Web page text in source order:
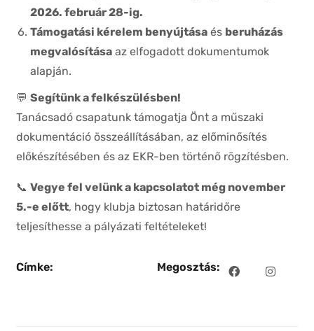
2026. február 28-ig.
Támogatási kérelem benyújtása és beruházás
megvalósítása az elfogadott dokumentumok
alapján.
💬 Segítünk a felkészülésben!
Tanácsadó csapatunk támogatja Önt a műszaki
dokumentáció összeállításában, az előminősítés
előkészítésében és az EKR-ben történő rögzítésben.
📞 Vegye fel velünk a kapcsolatot még november
5.-e előtt, hogy klubja biztosan határidőre
teljesíthesse a pályázati feltételeket!
Címke: Megosztás: